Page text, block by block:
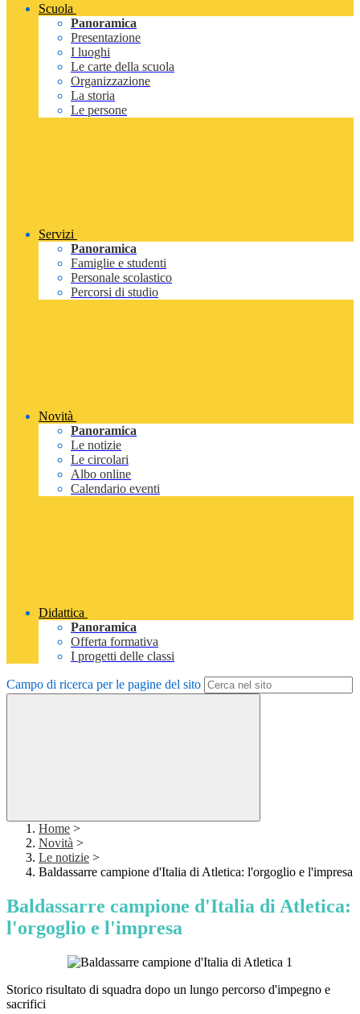
Scuola
Panoramica
Presentazione
I luoghi
Le carte della scuola
Organizzazione
La storia
Le persone
Servizi
Panoramica
Famiglie e studenti
Personale scolastico
Percorsi di studio
Novità
Panoramica
Le notizie
Le circolari
Albo online
Calendario eventi
Didattica
Panoramica
Offerta formativa
I progetti delle classi
Campo di ricerca per le pagine del sito
Home >
Novità >
Le notizie >
Baldassarre campione d'Italia di Atletica: l'orgoglio e l'impresa
Baldassarre campione d'Italia di Atletica:
l'orgoglio e l'impresa
Storico risultato di squadra dopo un lungo percorso d'impegno e
sacrifici